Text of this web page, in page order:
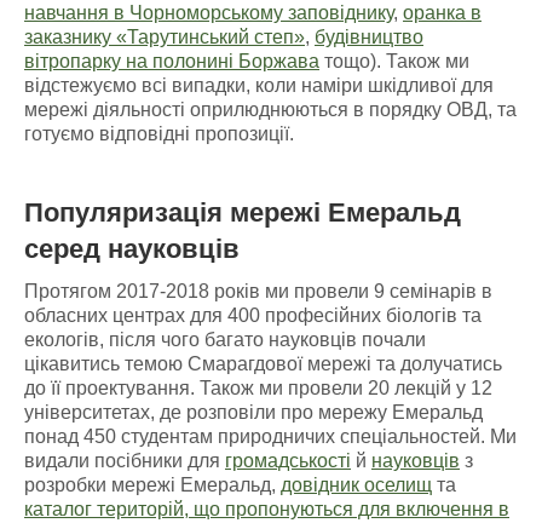
навчання в Чорноморському заповіднику, оранка в
заказнику «Тарутинський степ», будівництво
вітропарку на полонині Боржава тощо). Також ми
відстежуємо всі випадки, коли наміри шкідливої для
мережі діяльності оприлюднюються в порядку ОВД, та
готуємо відповідні пропозиції.
Популяризація мережі Емеральд
серед науковців
Протягом 2017-2018 років ми провели 9 семінарів в
обласних центрах для 400 професійних біологів та
екологів, після чого багато науковців почали
цікавитись темою Смарагдової мережі та долучатись
до її проектування. Також ми провели 20 лекцій у 12
університетах, де розповіли про мережу Емеральд
понад 450 студентам природничих спеціальностей. Ми
видали посібники для громадськості й науковців з
розробки мережі Емеральд, довідник оселищ та
каталог територій, що пропонуються для включення в